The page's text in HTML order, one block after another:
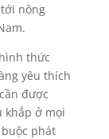
nông
thức
yêu thích
được
khắp ở mọi
phát